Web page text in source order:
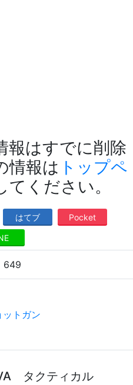
はすでに削除
情報は トップペ
てください。
はてブ Pocket
649
ットガン
タクティカル